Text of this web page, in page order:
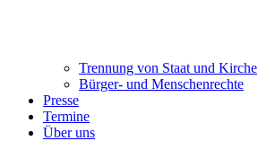
Trennung ​​​​​​​von Staat und Kirche
Bürger- und Menschenrechte
Presse
Termine
Über uns